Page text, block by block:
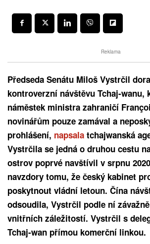
Reklama
Předseda Senátu Miloš Vystrčil
kontroverzní návštěvu Tchaj-wanu,
náměstek ministra zahraničí
novinářům pouze zamával a
prohlášení, napsala tchajwanská
Vystrčila se jedná o druhou cestu
ostrov poprvé navštívil v srpnu
navzdory tomu, že český kabinet
poskytnout vládní letoun. Čína
odsoudila, Vystrčil podle ní
vnitřních záležitostí. Vystrčil s
Tchaj-wan přímou komerční linkou.